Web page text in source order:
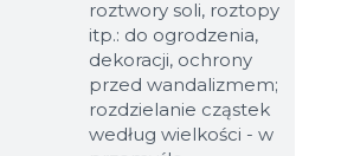
roztwory soli, roztopy
itp.: do ogrodzenia,
dekoracji, ochrony
przed wandalizmem;
rozdzielanie cząstek
według wielkości - w